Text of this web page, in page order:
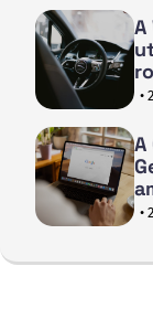
A
•
A
•